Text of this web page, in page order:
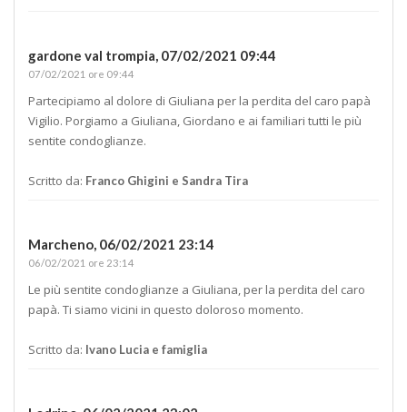
gardone val trompia, 07/02/2021 09:44
07/02/2021 ore 09:44
Partecipiamo al dolore di Giuliana per la perdita del caro papà
Vigilio. Porgiamo a Giuliana, Giordano e ai familiari tutti le più
sentite condoglianze.
Scritto da: Franco Ghigini e Sandra Tira
Marcheno, 06/02/2021 23:14
06/02/2021 ore 23:14
Le più sentite condoglianze a Giuliana, per la perdita del caro
papà. Ti siamo vicini in questo doloroso momento.
Scritto da: Ivano Lucia e famiglia